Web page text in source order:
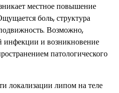
местное повышение
боль, структура
Возможно,
инфекции и возникновение
патологического